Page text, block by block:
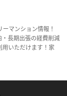
マンション情報！
長期出張の経費削減
いただけます！家